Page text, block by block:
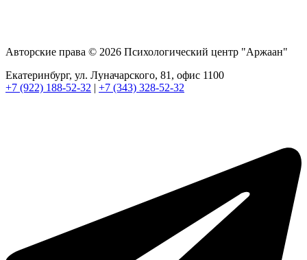
Авторские права © 2026 Психологический центр "Аржаан"
Екатеринбург, ул. Луначарского, 81, офис 1100
+7 (922) 188-52-32 | +7 (343) 328-52-32